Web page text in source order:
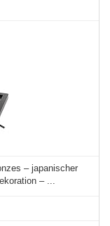
– japanischer
– ...